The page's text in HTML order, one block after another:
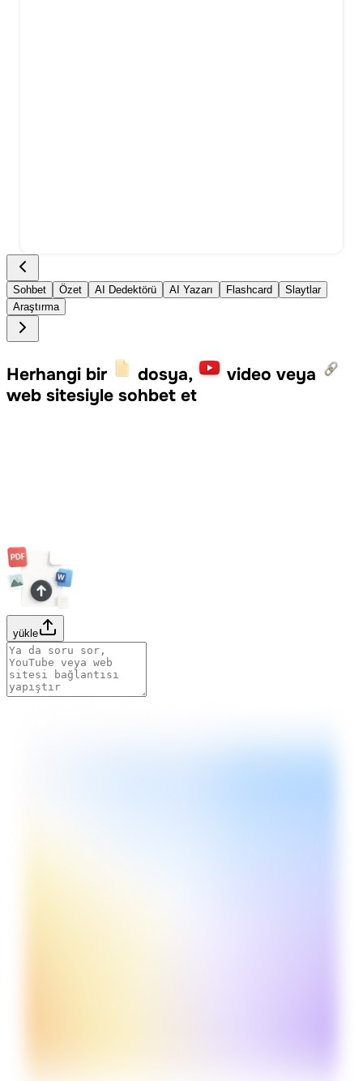
Sohbet Özet AI Dedektörü AI Yazarı Flashcard
Slaytlar
Araştırma
Herhangi bir dosya,
video veya
web sitesiyle sohbet et
yükle